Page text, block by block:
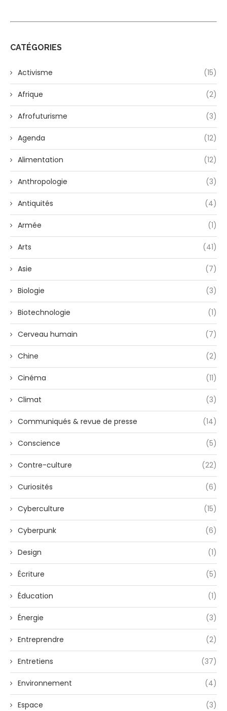
CATÉGORIES
Activisme (15)
Afrique (2)
Afrofuturisme (3)
Agenda (12)
Alimentation (12)
Anthropologie (3)
Antiquités (4)
Armée (1)
Arts (41)
Asie (7)
Biologie (3)
Biotechnologie (1)
Cerveau humain (7)
Chine (2)
Cinéma (11)
Climat (3)
Communiqués & revue de presse (14)
Conscience (5)
Contre-culture (22)
Curiosités (6)
Cyberculture (15)
Cyberpunk (6)
Design (1)
Écriture (5)
Éducation (1)
Énergie (3)
Entreprendre (2)
Entretiens (37)
Environnement (4)
Espace (3)